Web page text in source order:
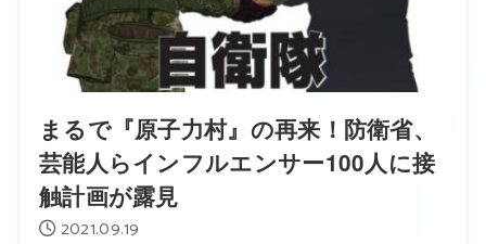
まるで『原子力村』の再来！防衛省、
芸能人らインフルエンサー100人に接
触計画が露見
2021.09.19